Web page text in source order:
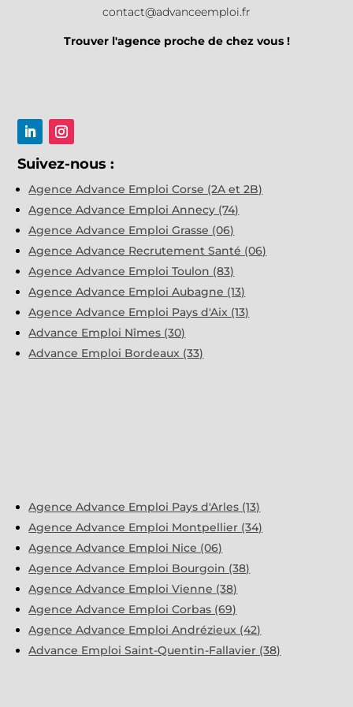
contact@advanceemploi.fr
Trouver l'agence proche de chez vous !
Suivez-nous :
Agence Advance Emploi Corse (2A et 2B)
Agence Advance Emploi Annecy (74)
Agence Advance Emploi Grasse (06)
Agence Advance Recrutement Santé (06)
Agence Advance Emploi Toulon (83)
Agence Advance Emploi Aubagne (13)
Agence Advance Emploi Pays d'Aix (13)
Advance Emploi Nîmes (30)
Advance Emploi Bordeaux (33)
Agence Advance Emploi Pays d'Arles (13)
Agence Advance Emploi Montpellier (34)
Agence Advance Emploi Nice (06)
Agence Advance Emploi Bourgoin (38)
Agence Advance Emploi Vienne (38)
Agence Advance Emploi Corbas (69)
Agence Advance Emploi Andrézieux (42)
Advance Emploi Saint-Quentin-Fallavier (38)